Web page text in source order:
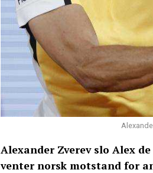
Alexander Zverev slo Alex
venter norsk motstand for